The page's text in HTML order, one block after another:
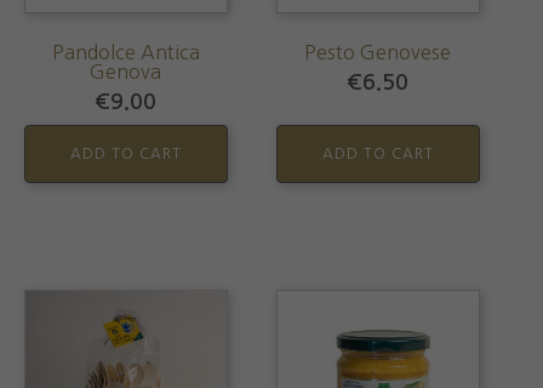
Pandolce Antica
Genova
€9.00
ADD TO CART
Pesto Genovese
€6.50
ADD TO CART